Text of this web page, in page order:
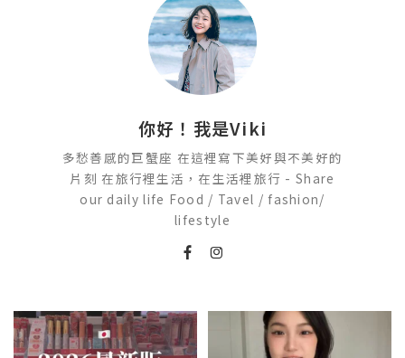
你好！我是Viki
多愁善感的巨蟹座 在這裡寫下美好與不美好的
片刻 在旅行裡生活，在生活裡旅行 - Share
our daily life Food / Tavel / fashion/
lifestyle
2026🇯🇵日本藥妝店必買什麼
日本最近紅什麼？...
💭留言「美背」傳🔗給你！
🏷️#吉推韓國 🇰🇷
...